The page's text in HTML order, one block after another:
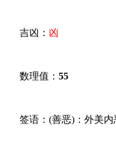
吉凶： 凶
数理值： 55
签语：(善恶)：外美内